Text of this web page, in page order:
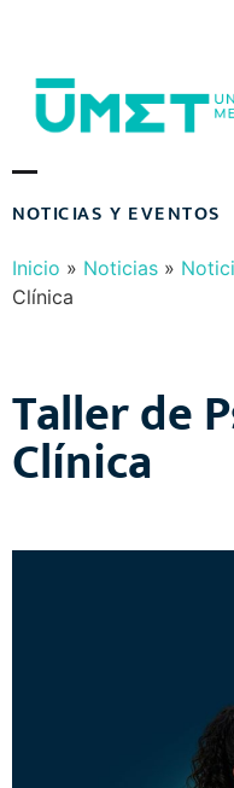
Inicio » Noticias »
Clínica
Taller de
Clínica